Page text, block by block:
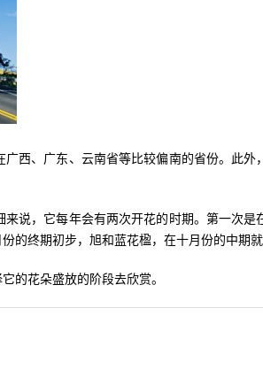
西、广东、云南省等比较偏南的省份。此外
说，它每年会有两次开花的时期。第一次是
的终期初步，旭和蓝花楹，在十月份的中期就
的花朵盛放的阶段去欣赏。